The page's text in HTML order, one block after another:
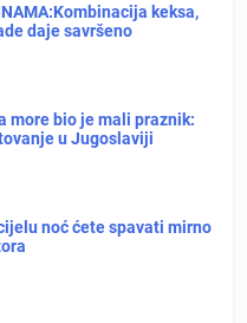
keksa,
daje savršeno
more bio je mali praznik:
u Jugoslaviji
noć ćete spavati mirno